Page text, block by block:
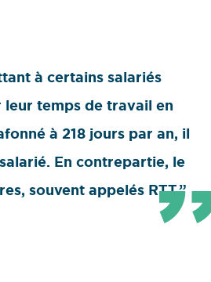
à certains salariés
leur temps de travail en
à 218 jours par an, il
En contrepartie, le
souvent appelés RTT.”